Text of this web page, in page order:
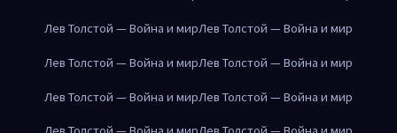
Лев Толстой — Война и мирЛев Толстой — Война и мир
Лев Толстой — Война и мирЛев Толстой — Война и мир
Лев Толстой — Война и мирЛев Толстой — Война и мир